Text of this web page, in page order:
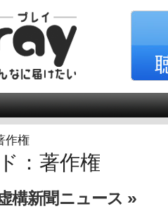
作権
：著作権
構新聞ニュース »